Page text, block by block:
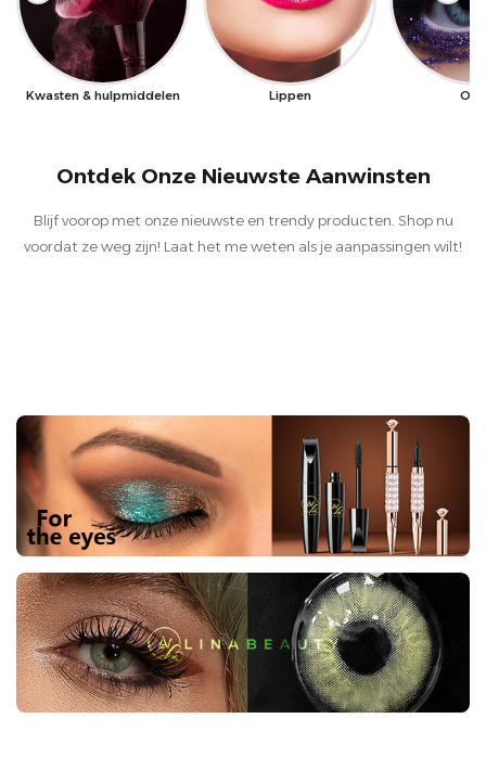
Kwasten & hulpmiddelen Lippen
Ontdek Onze Nieuwste Aanwinsten
Blijf voorop met onze nieuwste en trendy producten. Shop nu
voordat ze weg zijn! Laat het me weten als je aanpassingen wilt!